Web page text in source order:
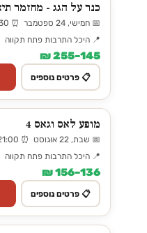
כנר על הגג - מחזמר
📅 חמישי, 24 ספטמבר ⏰ 20:30
📍 היכל התרבות פתח תקווה
145–255 ₪
📋 פרטים נוספים
מופע לאס וגאס 4
📅 שבת, 22 אוגוסט ⏰ 21:00
📍 היכל התרבות פתח תקווה
136–156 ₪
📋 פרטים נוספים